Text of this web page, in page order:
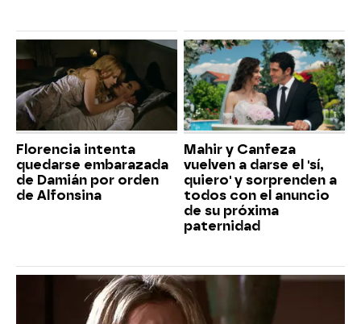
Florencia intenta
quedarse embarazada
de Damián por orden
de Alfonsina
Mahir y Canfeza
vuelven a darse el 'sí,
quiero' y sorprenden a
todos con el anuncio
de su próxima
paternidad